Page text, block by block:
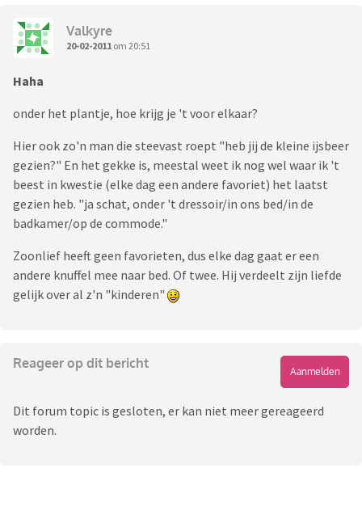
Valkyre
20-02-2011 om 20:51
Haha
onder het plantje, hoe krijg je 't voor elkaar?
Hier ook zo'n man die steevast roept "heb jij de kleine ijsbeer
gezien?" En het gekke is, meestal weet ik nog wel waar ik 't
beest in kwestie (elke dag een andere favoriet) het laatst
gezien heb. "ja schat, onder 't dressoir/in ons bed/in de
badkamer/op de commode."
Zoonlief heeft geen favorieten, dus elke dag gaat er een
andere knuffel mee naar bed. Of twee. Hij verdeelt zijn liefde
gelijk over al z'n "kinderen"
Reageer op dit bericht
Aanmelden
Dit forum topic is gesloten, er kan niet meer gereageerd
worden.